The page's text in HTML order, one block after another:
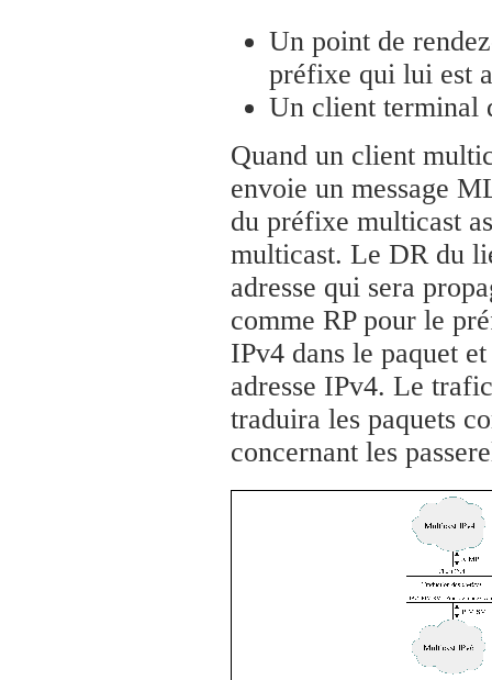
Un point de
préfixe qui lui est
Un client terminal
Quand un client
envoie un message
du préfixe multicast
multicast. Le DR du
adresse qui sera
comme RP pour le
IPv4 dans le paquet
adresse IPv4. Le
traduira les paquets
concernant les